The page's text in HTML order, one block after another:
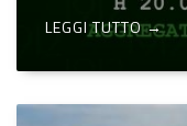
LEGGI TUTTO →